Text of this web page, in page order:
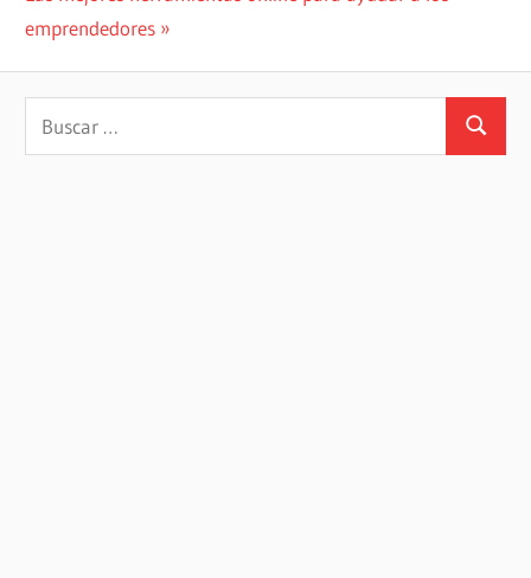
entradas
entrada:
emprendedores
Buscar